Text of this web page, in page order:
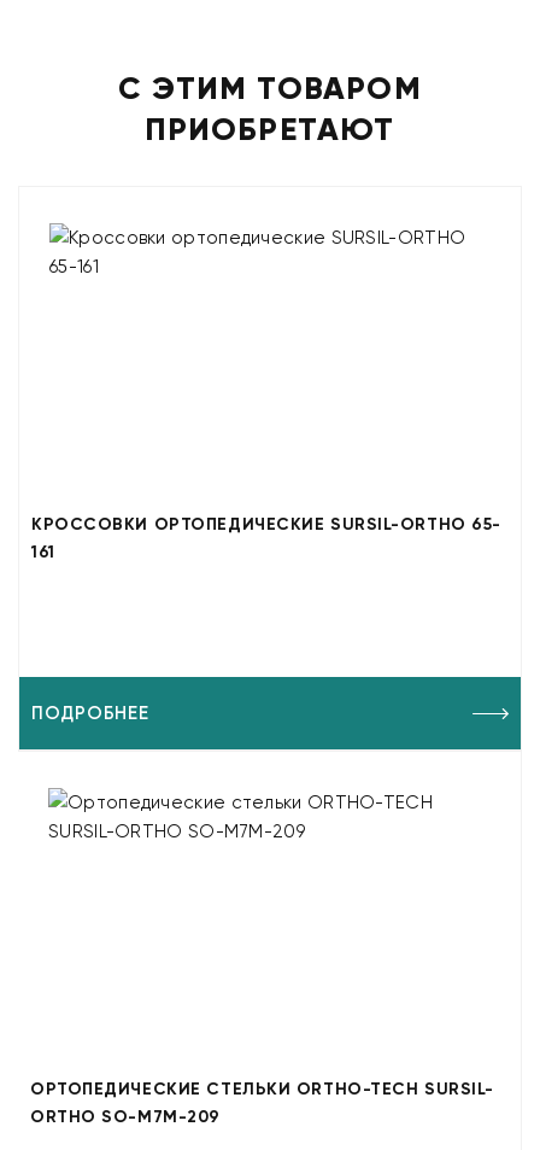
С ЭТИМ ТОВАРОМ
ПРИОБРЕТАЮТ
КРОССОВКИ ОРТОПЕДИЧЕСКИЕ SURSIL-ORTHO 65-
161
ПОДРОБНЕЕ
ОРТОПЕДИЧЕСКИЕ СТЕЛЬКИ ORTHO-TECH SURSIL-
ORTHO SO-M7M-209